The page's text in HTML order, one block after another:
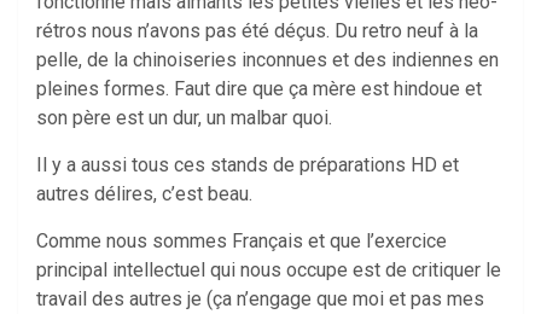
rétros nous n’avons pas été déçus. Du retro neuf à la
pelle, de la chinoiseries inconnues et des indiennes en
pleines formes. Faut dire que ça mère est hindoue et
son père est un dur, un malbar quoi.
Il y a aussi tous ces stands de préparations HD et
autres délires, c’est beau.
Comme nous sommes Français et que l’exercice
principal intellectuel qui nous occupe est de critiquer le
travail des autres je (ça n’engage que moi et pas mes